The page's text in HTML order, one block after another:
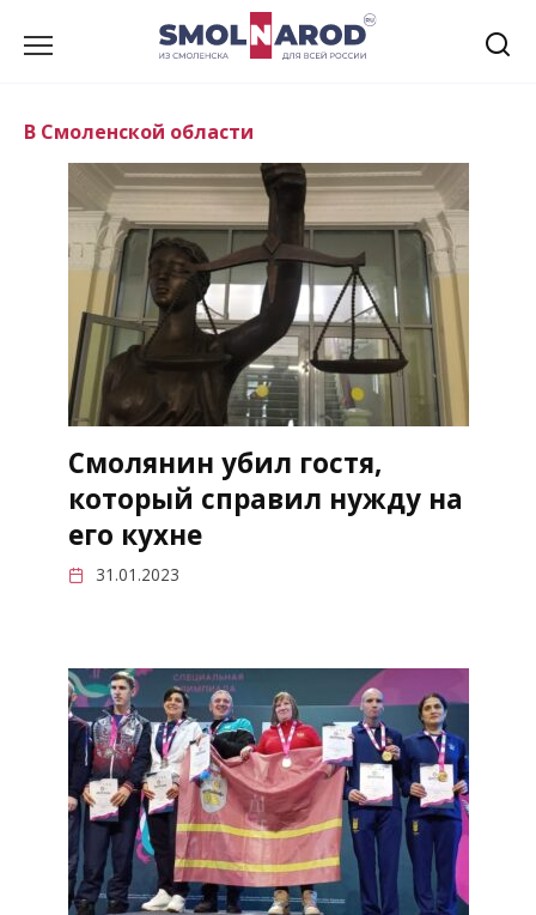
В Смоленской области
Смолянин убил гостя,
который справил нужду на
его кухне
31.01.2023